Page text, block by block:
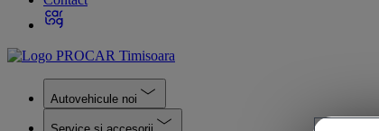
Autovehicule noi